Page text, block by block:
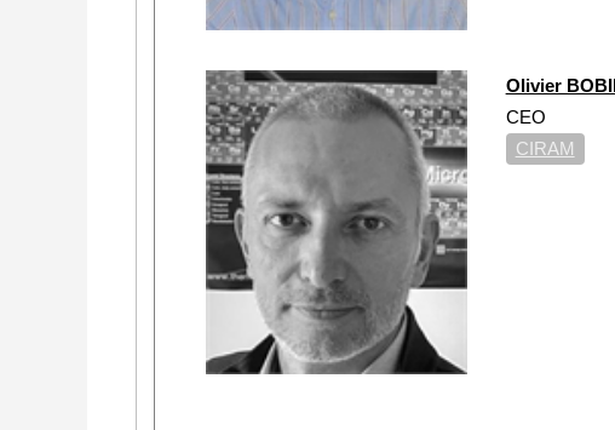
Olivier
CEO
CIRAM